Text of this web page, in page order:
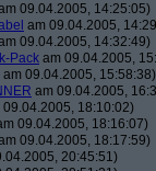
09.04.2005, 14:25:05)
am 09.04.2005,
09.04.2005, 14:32:49)
Pack am 09.04.2005,
am 09.04.2005, 15:58:38)
am 09.04.2005,
09.04.2005, 18:10:02)
09.04.2005, 18:16:07)
09.04.2005, 18:17:59)
20:45:51)